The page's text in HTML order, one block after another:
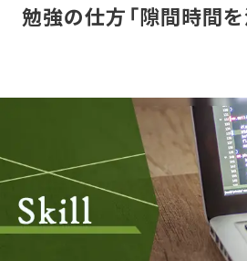
勉強の仕方「隙間時間を